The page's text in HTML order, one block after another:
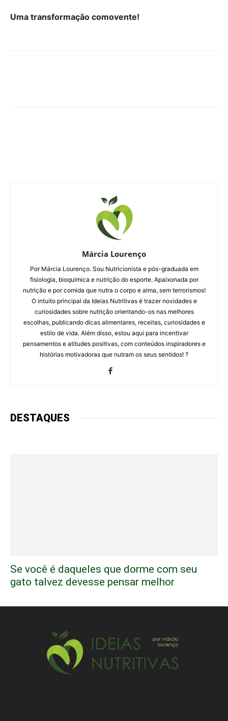
Uma transformação comovente!
Márcia Lourenço
Por Márcia Lourenço. Sou Nutricionista e pós-graduada em
fisiologia, bioquímica e nutrição do esporte. Apaixonada por
nutrição e por comida que nutra o corpo e alma, sem terrorismos!
O intuito principal da Ideias Nutritivas é trazer novidades e
curiosidades sobre nutrição orientando-os nas melhores
escolhas, publicando dicas alimentares, receitas, curiosidades e
estilo de vida. Além disso, estou aqui para incentivar
pensamentos e atitudes positivas, com conteúdos inspiradores e
histórias motivadoras que nutram os seus sentidos! ?
DESTAQUES
Se você é daqueles que dorme com seu
gato talvez devesse pensar melhor